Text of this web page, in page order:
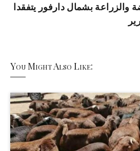
والزراعة بشمال دارفور يتفقدا
You Might Also Like: